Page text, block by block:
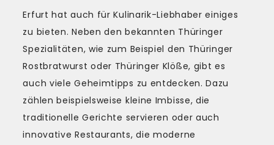
Erfurt hat auch für Kulinarik-Liebhaber einiges
zu bieten. Neben den bekannten Thüringer
Spezialitäten, wie zum Beispiel den Thüringer
Rostbratwurst oder Thüringer Klöße, gibt es
auch viele Geheimtipps zu entdecken. Dazu
zählen beispielsweise kleine Imbisse, die
traditionelle Gerichte servieren oder auch
innovative Restaurants, die moderne